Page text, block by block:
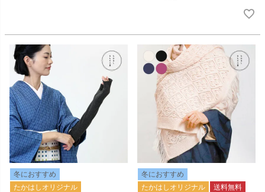
冬におすすめ
たかはしオリジナル
冬におすすめ
たかはしオリジナル
送料無料